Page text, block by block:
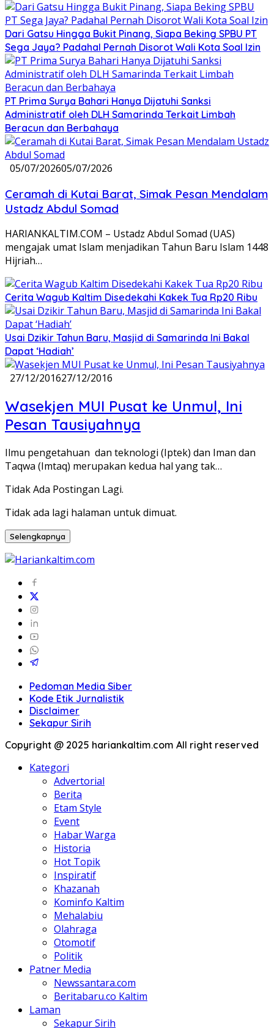
Dari Gatsu Hingga Bukit Pinang, Siapa Beking SPBU PT
Sega Jaya? Padahal Pernah Disorot Wali Kota Soal Izin
PT Prima Surya Bahari Hanya Dijatuhi Sanksi
Administratif oleh DLH Samarinda Terkait Limbah
Beracun dan Berbahaya
05/07/202605/07/2026
Ceramah di Kutai Barat, Simak Pesan Mendalam
Ustadz Abdul Somad
HARIANKALTIM.COM – Ustadz Abdul Somad (UAS)
mengajak umat Islam menjadikan Tahun Baru Islam 1448
Hijriah…
Cerita Wagub Kaltim Disedekahi Kakek Tua Rp20 Ribu
Usai Dzikir Tahun Baru, Masjid di Samarinda Ini Bakal
Dapat ‘Hadiah’
27/12/201627/12/2016
Wasekjen MUI Pusat ke Unmul, Ini
Pesan Tausiyahnya
Ilmu pengetahuan dan teknologi (Iptek) dan Iman dan
Taqwa (Imtaq) merupakan kedua hal yang tak…
Tidak Ada Postingan Lagi.
Tidak ada lagi halaman untuk dimuat.
Selengkapnya
Pedoman Media Siber
Kode Etik Jurnalistik
Disclaimer
Sekapur Sirih
Copyright @ 2025 hariankaltim.com All right reserved
Kategori
Advertorial
Berita
Etam Style
Event
Habar Warga
Historia
Hot Topik
Inspiratif
Khazanah
Kominfo Kaltim
Mehalabiu
Olahraga
Otomotif
Politik
Patner Media
Newssantara.com
Beritabaru.co Kaltim
Laman
Sekapur Sirih